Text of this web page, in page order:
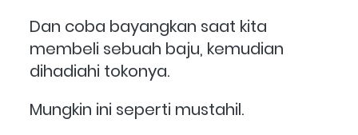
Dan coba bayangkan saat kita
membeli sebuah baju, kemudian
dihadiahi tokonya.
Mungkin ini seperti mustahil.